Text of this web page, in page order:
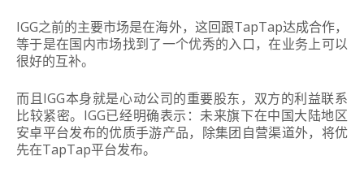
IGG之前的主要市场是在海外，这回跟TapTap达成合作，
等于是在国内市场找到了一个优秀的入口，在业务上可以
很好的互补。
而且IGG本身就是心动公司的重要股东，双方的利益联系
比较紧密。IGG已经明确表示：未来旗下在中国大陆地区
安卓平台发布的优质手游产品，除集团自营渠道外，将优
先在TapTap平台发布。